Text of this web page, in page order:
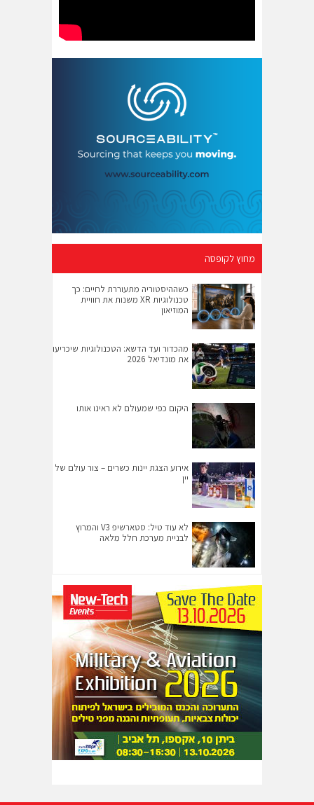
מחוץ לקופסה
כשההיסטוריה מתעוררת לחיים: כך
טכנולוגיות XR משנות את חוויית
המוזיאון
מהכדור ועד הדשא: הטכנולוגיות שיכריעו
את מונדיאל 2026
היקום כפי שמעולם לא ראינו אותו
אירוע הצגת יינות כשרים – צור עולם של
יין
לא עוד טיל: סטארשיפ V3 והמרוץ
לבניית מערכת חלל מלאה